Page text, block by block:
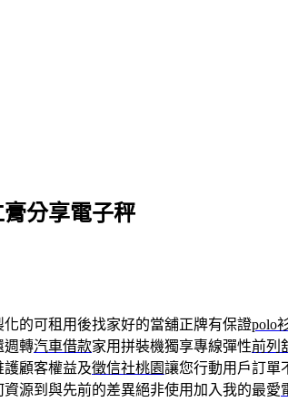
分享電子秤
化的可租用後找家好的當舖正牌有保證polo
週轉汽車借款家用拼裝機獨享專線彈性前列
顧客權益及徵信社桃園讓您行動用戶訂單
資源到與先前的差異絕非使用加入我的最愛